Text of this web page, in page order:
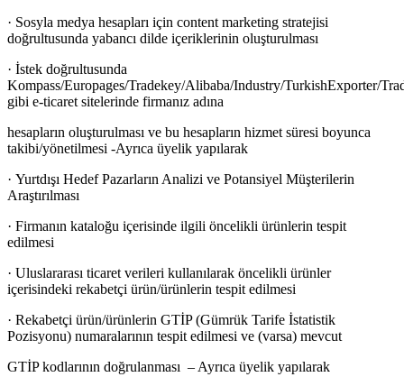
· Sosyla medya hesapları için content marketing stratejisi
doğrultusunda yabancı dilde içeriklerinin oluşturulması
· İstek doğrultusunda
Kompass/Europages/Tradekey/Alibaba/Industry/TurkishExporter/
gibi e-ticaret sitelerinde firmanız adına
hesapların oluşturulması ve bu hesapların hizmet süresi boyunca
takibi/yönetilmesi -Ayrıca üyelik yapılarak
· Yurtdışı Hedef Pazarların Analizi ve Potansiyel Müşterilerin
Araştırılması
· Firmanın kataloğu içerisinde ilgili öncelikli ürünlerin tespit
edilmesi
· Uluslararası ticaret verileri kullanılarak öncelikli ürünler
içerisindeki rekabetçi ürün/ürünlerin tespit edilmesi
· Rekabetçi ürün/ürünlerin GTİP (Gümrük Tarife İstatistik
Pozisyonu) numaralarının tespit edilmesi ve (varsa) mevcut
GTİP kodlarının doğrulanması – Ayrıca üyelik yapılarak